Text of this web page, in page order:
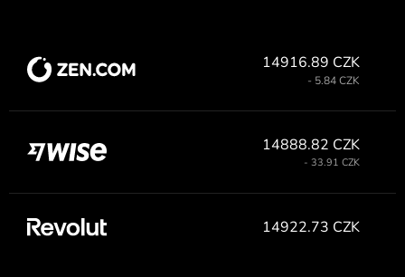
14916.89 CZK
- 5.84 CZK
14888.82 CZK
- 33.91 CZK
14922.73 CZK